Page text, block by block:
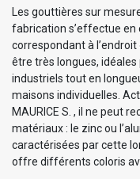
Les gouttières sur
fabrication s’effectue en
correspondant à
être très longues,
industriels tout en
maisons individuelles.
MAURICE S. , il ne peut
matériaux : le zinc ou
caractérisées par cette
offre différents coloris